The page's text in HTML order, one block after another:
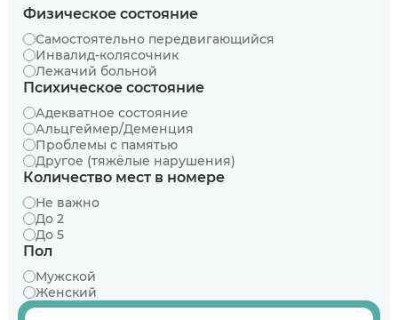
Физическое состояние
Самостоятельно передвигающийся
Инвалид-колясочник
Лежачий больной
Психическое состояние
Адекватное состояние
Альцгеймер/Деменция
Проблемы с памятью
Другое (тяжёлые нарушения)
Количество мест в номере
Не важно
До 2
До 5
Пол
Мужской
Женский